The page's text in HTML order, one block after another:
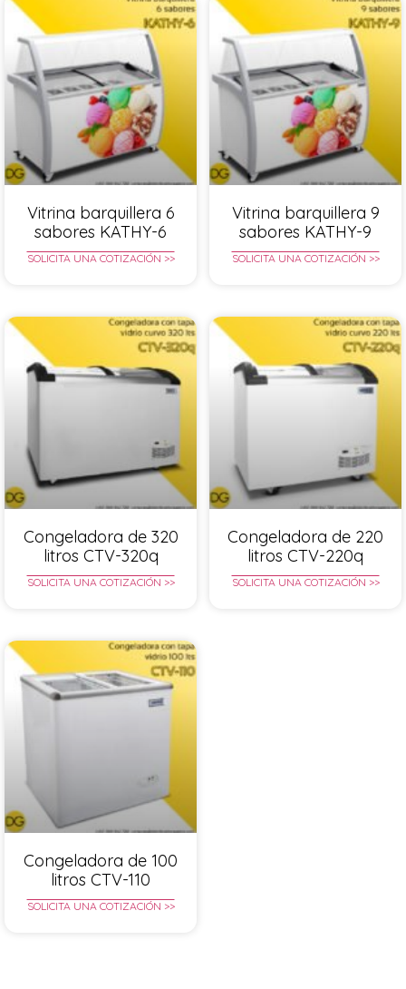
Vitrina barquillera 6
sabores KATHY-6
SOLICITA UNA COTIZACIÓN >>
Vitrina barquillera 9
sabores KATHY-9
SOLICITA UNA COTIZACIÓN >>
Congeladora de 320
litros CTV-320q
SOLICITA UNA COTIZACIÓN >>
Congeladora de 220
litros CTV-220q
SOLICITA UNA COTIZACIÓN >>
Congeladora de 100
litros CTV-110
SOLICITA UNA COTIZACIÓN >>